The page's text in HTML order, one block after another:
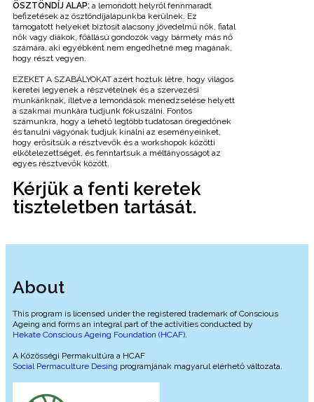
ÖSZTÖNDÍJ ALAP: a lemondott helyről fennmaradt
befizetések az ösztöndíjalapunkba kerülnek. Ez
támogatott helyeket biztosít alacsony jövedelmű nők, fiatal
nők vagy diákok, főállású gondozók vagy bármely más nő
számára, aki egyébként nem engedhetné meg magának,
hogy részt vegyen.
EZEKET A SZABÁLYOKAT azért hoztuk létre, hogy világos
keretei legyenek a részvételnek és a szervezési
munkánknak, illetve a lemondások menedzselése helyett
a szakmai munkára tudjunk fókuszálni. Fontos
számunkra, hogy a lehető legtöbb tudatosan öregedőnek
és tanulni vágyónak tudjuk kínálni az eseményeinket,
hogy erősítsük a résztvevők és a workshopok közötti
elkötelezettséget, és fenntartsuk a méltányosságot az
egyes résztvevők között.
Kérjük a fenti keretek
tiszteletben tartását.
About
This program is licensed under the registered trademark of Conscious
Ageing and forms an integral part of the activities conducted by
Hekate Conscious Ageing Foundation (HCAF).
A Közösségi Permakultúra a HCAF
Social Permaculture Desing programjának magyarul elérhető változata.